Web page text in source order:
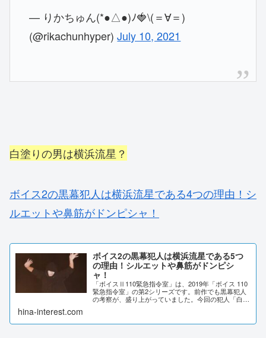
— りかちゅん(*●△●)ﾉ🍓\(＝∀＝)
(@rikachunhyper)July 10, 2021
白塗りの男は横浜流星？
ボイス2の黒幕犯人は横浜流星である4つの理由！シ
ルエットや鼻筋がドンピシャ！
ボイス2の黒幕犯人は横浜流星である5つ
の理由！シルエットや鼻筋がドンピシ
ャ！
「ボイスⅡ110緊急指令室」は、2019年「ボイス 110
緊急指令室」の第2シリーズです。前作でも黒幕犯人
の考察が、盛り上がっていました。今回の犯人「白塗
hina-interest.com